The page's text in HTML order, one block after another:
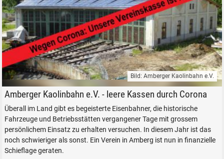
Rundlokschuppen mit Drehscheibe der Amberger Kaolinbahn e.V.
Bild: Amberger Kaolinbahn e.V.
Amberger Kaolinbahn e.V. - leere Kassen durch Corona
Überall im Land gibt es begeisterte Eisenbahner, die historische
Fahrzeuge und Betriebsstätten vergangener Tage mit grossem
persönlichem Einsatz zu erhalten versuchen. In diesem Jahr ist das
noch schwieriger als sonst. Ein Verein in Amberg ist nun in finanzielle
Schieflage geraten.